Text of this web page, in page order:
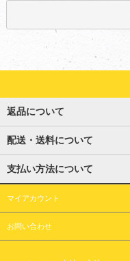
返品について
配送・送料について
支払い方法について
マイアカウント
お問い合わせ